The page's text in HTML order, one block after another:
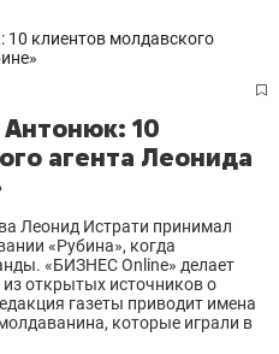
10
агента Леонида
Леонид Истрати принимал
«Рубина», когда
«БИЗНЕС Online» делает
открытых источников о
газеты приводит имена
которые играли в